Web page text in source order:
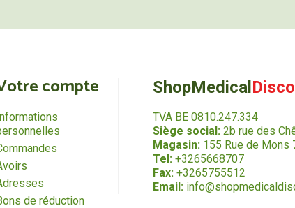
compte
de réduction
ShopMedical
TVA BE 0810.247.334
Siège social:2b rue des
Magasin:155 Rue de Mons
Tel: +3265668707
Fax: +3265755512
Email: